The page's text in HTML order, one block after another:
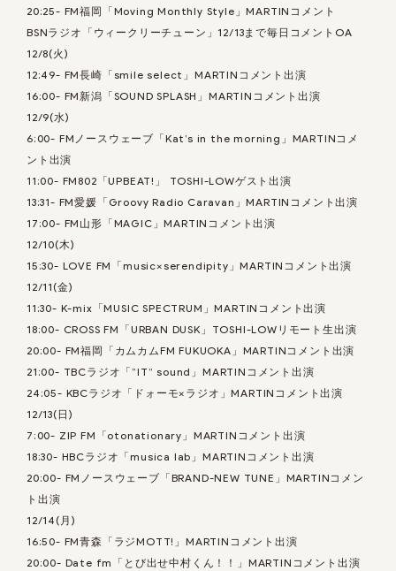
20:25- FM福岡「Moving Monthly Style」MARTINコメント
BSNラジオ「ウィークリーチューン」12/13まで毎日コメントOA
12/8(火)
12:49- FM長崎「smile select」MARTINコメント出演
16:00- FM新潟「SOUND SPLASH」MARTINコメント出演
12/9(水)
6:00- FMノースウェーブ「Kat’s in the morning」MARTINコメ
ント出演
11:00- FM802「UPBEAT!」 TOSHI-LOWゲスト出演
13:31- FM愛媛「Groovy Radio Caravan」MARTINコメント出演
17:00- FM山形「MAGIC」MARTINコメント出演
12/10(木)
15:30- LOVE FM「music×serendipity」MARTINコメント出演
12/11(金)
11:30- K-mix「MUSIC SPECTRUM」MARTINコメント出演
18:00- CROSS FM「URBAN DUSK」TOSHI-LOWリモート生出演
20:00- FM福岡「カムカムFM FUKUOKA」MARTINコメント出演
21:00- TBCラジオ「”IT” sound」MARTINコメント出演
24:05- KBCラジオ「ドォーモ×ラジオ」MARTINコメント出演
12/13(日)
7:00- ZIP FM「otonationary」MARTINコメント出演
18:30- HBCラジオ「musica lab」MARTINコメント出演
20:00- FMノースウェーブ「BRAND-NEW TUNE」MARTINコメン
ト出演
12/14(月)
16:50- FM青森「ラジMOTT!」MARTINコメント出演
20:00- Date fm「とび出せ中村くん！！」MARTINコメント出演